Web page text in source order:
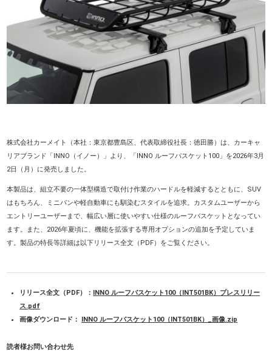
株式会社カーメイト（本社：東京都豊島区、代表取締役社長：徳田勝）は、カーキャ
リアブランド「INNO（イノー）」より、「INNO ルーフバスケット100」を2026年3月
2日（月）に発売しました。
本製品は、組立不要の一体型構造で取付け作業のハードルを軽減するとともに、SUV
はもちろん、ミニバンや軽自動車にも馴染むスタイルを追求。カスタムユーザーから
エントリーユーザーまで、幅広い層に使いやすい仕様のルーフバスケットとなってい
ます。また、2026年夏頃に、機能を拡張する専用オプションの追加を予定していま
す。製品の特長等詳細は以下リリース全文（PDF）をご覧ください。
リリース全文（PDF）：
INNO ルーフバスケット100（INT501BK）プレスリリー
ス.pdf
画像ダウンロード：
INNO ルーフバスケット100（INT501BK）_画像.zip
読者様お問い合わせ先